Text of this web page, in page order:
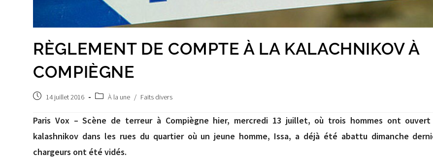
RÈGLEMENT DE COMPTE À LA KALACHNIKOV À
COMPIÈGNE
Post14 juillet 2016
PostÀ la une / Faits divers
Paris Vox – Scène de terreur à Compiègne hier, mercredi 13 juillet, où trois hommes ont
kalashnikov dans les rues du quartier où un jeune homme, Issa, a déjà été abattu dimanche
chargeurs ont été vidés.